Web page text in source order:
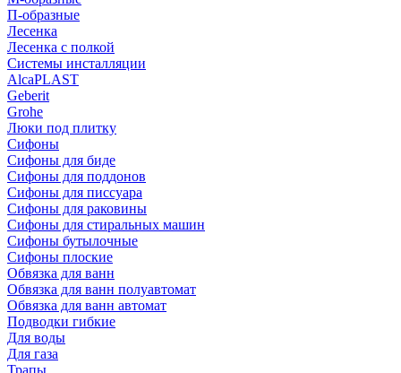
П-образные
Лесенка
Лесенка с полкой
Системы инсталляции
AlcaPLAST
Geberit
Grohe
Люки под плитку
Сифоны
Сифoны для биде
Сифoны для поддонов
Сифoны для писсуара
Сифоны для раковины
Сифоны для стиральных машин
Сифоны бутылочные
Сифоны плоские
Обвязка для ванн
Обвязка для ванн полуавтомат
Обвязка для ванн автомат
Подводки гибкие
Для воды
Для газа
Трапы